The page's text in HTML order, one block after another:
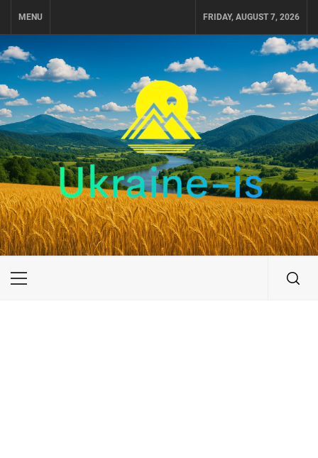
MENU FRIDAY, AUGUST 7, 2026
UKRAINE-IS
ПОДОРОЖI ПО УКРАЇНІ
Primary